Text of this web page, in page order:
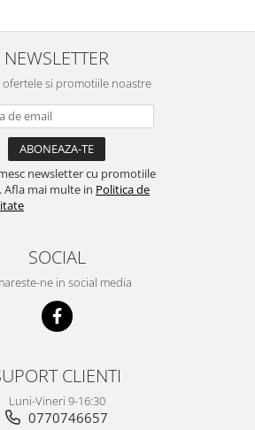
NEWSLETTER
ofertele si promotiile noastre
newsletter cu promotiile
Afla mai multe in Politica de
SOCIAL
ne in social media
CLIENTI
Luni-Vineri 9-16:30
0770746657